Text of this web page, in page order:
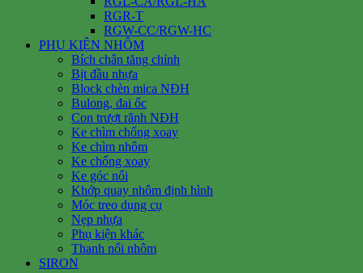
RGR-T
RGW-CC/RGW-HC
PHỤ KIỆN NHÔM
Bích chân tăng chỉnh
Bịt đầu nhựa
Block chèn mica NĐH
Bulong, đai ốc
Con trượt rãnh NĐH
Ke chìm chống xoay
Ke chìm nhôm
Ke chống xoay
Ke góc nổi
Khớp quay nhôm định hình
Móc treo dụng cụ
Nẹp nhựa
Phụ kiện khác
Thanh nối nhôm
SIRON